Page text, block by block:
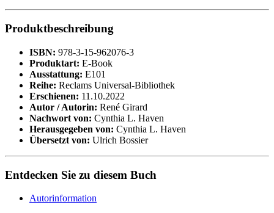
Produktbeschreibung
ISBN: 978-3-15-962076-3
Produktart: E-Book
Ausstattung: E101
Reihe: Reclams Universal-Bibliothek
Erschienen: 11.10.2022
Autor / Autorin: René Girard
Nachwort von: Cynthia L. Haven
Herausgegeben von: Cynthia L. Haven
Übersetzt von: Ulrich Bossier
Entdecken Sie zu diesem Buch
Autorinformation